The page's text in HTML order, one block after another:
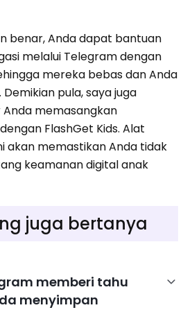
benar, Anda dapat bantuan
melalui Telegram dengan
mereka bebas dan Anda
pula, saya juga
memasangkan
FlashGet Kids. Alat
akan memastikan Anda tidak
keamanan digital anak
juga bertanya
memberi tahu
menyimpan